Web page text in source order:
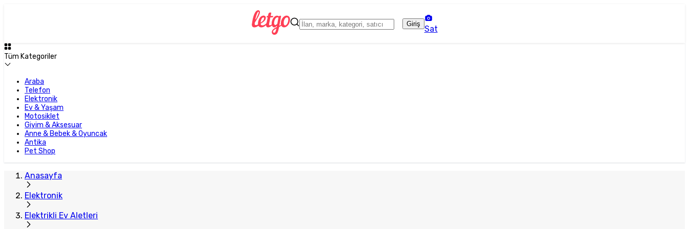
Giriş
Sat
Tüm Kategoriler
Araba
Telefon
Elektronik
Ev & Yaşam
Motosiklet
Giyim & Aksesuar
Anne & Bebek & Oyuncak
Antika
Pet Shop
Anasayfa
Elektronik
Elektrikli Ev Aletleri